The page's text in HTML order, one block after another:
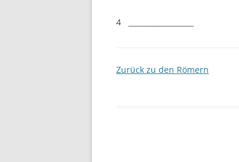
4 __________________
Zurück zu den Römern